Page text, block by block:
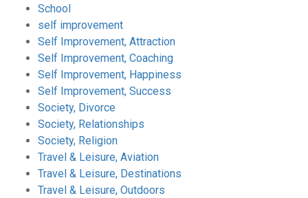
School
self improvement
Self Improvement, Attraction
Self Improvement, Coaching
Self Improvement, Happiness
Self Improvement, Success
Society, Divorce
Society, Relationships
Society, Religion
Travel & Leisure, Aviation
Travel & Leisure, Destinations
Travel & Leisure, Outdoors